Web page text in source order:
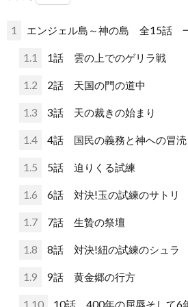
1 エンジェル島～神の島 全15話
1.1 1話 雲の上でのゲリラ戦
1.2 2話 天国の門の道中
1.3 3話 天の裁きの始まり
1.4 4話 国民の義務と神への冒涜
1.5 5話 迫りくる試練
1.6 6話 対決!玉の試練のサトリ
1.7 7話 生贄の祭壇
1.8 8話 対決!紐の試練のシュラ
1.9 9話 黄金郷の行方
1.10 10話 400年の屈辱そして6